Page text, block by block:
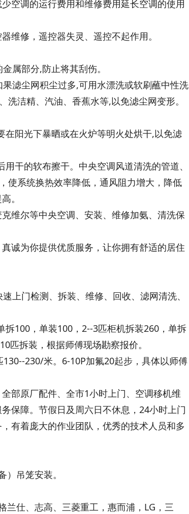
空调的运行费用和维修费用延长空调的使用
维修，遥控器失灵、遥控不起作用。
属部分,防止将其刮伤。
滤尘网积尘过多,可用水漂洗或软刷蘸中性洗
洁精、汽油、香蕉水等,以免滤尘网变形。
阳光下暴晒或在火炉等明火处烘干,以免滤
干的软布擦干。中央空调风道清洗的管道、
使系统换热效率降低，通风阻力增大，降低
。
维尔等中央空调、安装、维修加氨、清洗保
诚为你提供优质服务，让你拥有舒适的居住
上门检测、拆装、维修、回收、滤网清洗、
100，单装100，2--3匹柜机拆装260，单拆
匹拆装，根据师傅现场勘察报价。
230/米。6-10P加氟20起步，具体以师傅
部原厂配件、全市1小时上门、空调移机维
保障。节假日及周六日不休息，24小时上门
有着庞大的作业团队，优秀的技术人员和多
吊笼安装。
兰仕、志高、三菱重工，惠而浦，LG，三